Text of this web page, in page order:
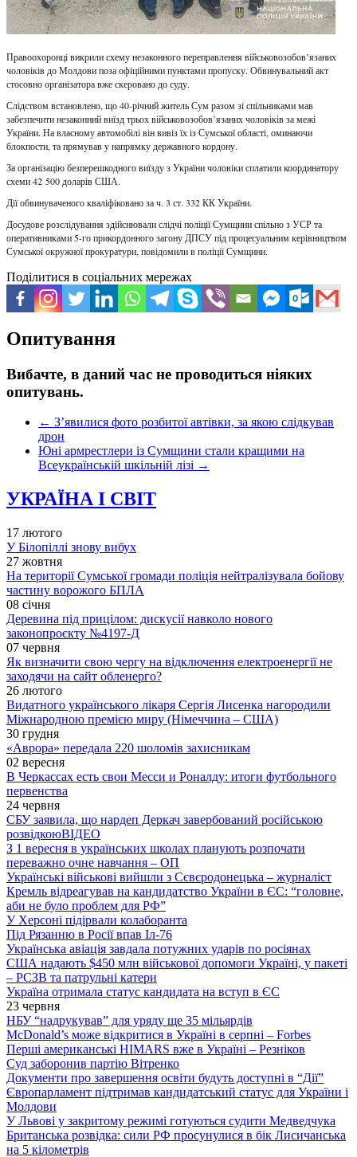
Правоохоронці викрили схему незаконного переправлення військовозобов’язаних
чоловіків до Молдови поза офіційними пунктами пропуску. Обвинувальний акт
стосовно організатора вже скеровано до суду.
Слідством встановлено, що 40-річний житель Сум разом зі спільниками мав
забезпечити незаконний виїзд трьох військовозобов’язаних чоловіків за межі
України. На власному автомобілі він вивіз їх із Сумської області, оминаючи
блокпости, та прямував у напрямку державного кордону.
За організацію безперешкодного виїзду з України чоловіки сплатили координатору
схеми 42 500 доларів США.
Дії обвинуваченого кваліфіковано за ч. 3 ст. 332 КК України.
Досудове розслідування здійснювали слідчі поліції Сумщини спільно з УСР та
оперативниками 5-го прикордонного загону ДПСУ під процесуальним керівництвом
Сумської окружної прокуратури, повідомили в поліції Сумщини.
Поділитися в соціальних мережах
Опитування
Вибачте, в даний час не проводиться ніяких
опитувань.
← З’явилися фото розбитої автівки, за якою слідкував
дрон
Юні армрестлери із Сумщини стали кращими на
Всеукраїнській шкільній лізі →
УКРАЇНА І СВІТ
17 лютого
У Білопіллі знову вибух
27 жовтня
На території Сумської громади поліція нейтралізувала бойову
частину ворожого БПЛА
08 січня
Деревина під прицілом: дискусії навколо нового
законопроєкту №4197-Д
07 червня
Як визначити свою чергу на відключення електроенергії не
заходячи на сайт обленерго?
26 лютого
Видатного українського лікаря Сергія Лисенка нагородили
Міжнародною премією миру (Німеччина – США)
30 грудня
«Аврора» передала 220 шоломів захисникам
02 вересня
В Черкассах есть свои Месси и Роналду: итоги футбольного
первенства
24 червня
СБУ заявила, що нардеп Деркач завербований російською
розвідкоюВІДЕО
З 1 вересня в українських школах планують розпочати
переважно очне навчання – ОП
Українські військові вийшли з Сєвєродонецька – журналіст
Кремль відреагував на кандидатство України в ЄС: “головне,
аби не було проблем для РФ”
У Херсоні підірвали колаборанта
Під Рязанню в Росії впав Іл-76
Українська авіація завдала потужних ударів по росіянах
США надають $450 млн військової допомоги Україні, у пакеті
– РСЗВ та патрульні катери
Україна отримала статус кандидата на вступ в ЄС
23 червня
НБУ “надрукував” для уряду ще 35 мільярдів
McDonald’s може відкритися в Україні в серпні – Forbes
Перші американські HIMARS вже в Україні – Резніков
Суд заборонив партію Вітренко
Документи про завершення освіти будуть доступні в “Дії”
Європарламент підтримав кандидатський статус для України і
Молдови
У Львові у закритому режимі готуються судити Медведчука
Британська розвідка: сили РФ просунулися в бік Лисичанська
на 5 кілометрів